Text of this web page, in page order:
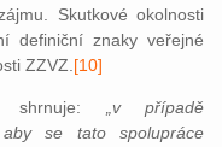
Skutkové okolnosti
definiční znaky veřejné
ZZVZ. [10]
shrnuje:
„v případě
aby se tato spolupráce